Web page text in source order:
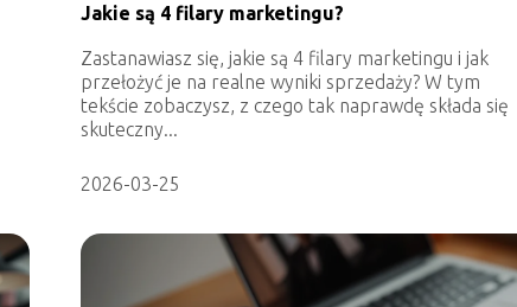
Jakie są 4 filary marketingu?
Zastanawiasz się, jakie są 4 filary marketingu i jak
przełożyć je na realne wyniki sprzedaży? W tym
tekście zobaczysz, z czego tak naprawdę składa się
skuteczny...
2026-03-25